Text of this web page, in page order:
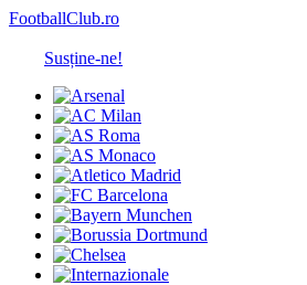
FootballClub.ro
Susține-ne!